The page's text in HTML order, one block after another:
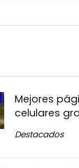
Mejores
celulares
Destacados